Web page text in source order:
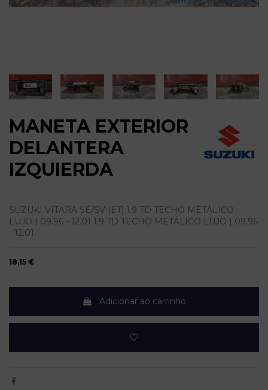
MANETA EXTERIOR
DELANTERA
IZQUIERDA
SUZUKI VITARA SE/SV (ET) 1.9 TD TECHO METÁLICO
LUJO | 09.96 - 12.01 1.9 TD TECHO METÁLICO LUJO | 09.96
- 12.01
18,15 €
Adicionar ao carrinho